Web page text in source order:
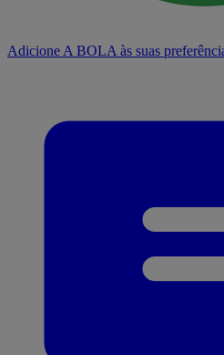
Adicione A BOLA às suas